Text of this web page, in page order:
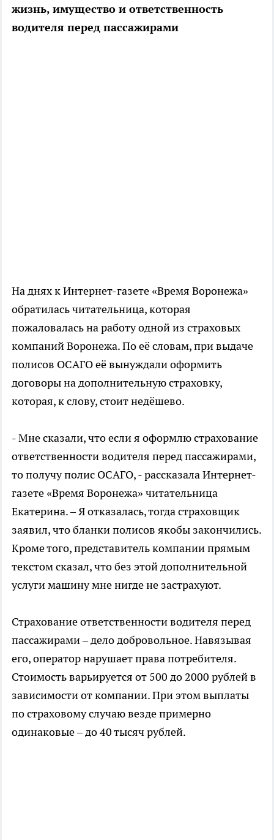
жизнь, имущество и ответственность
водителя перед пассажирами
На днях к Интернет-газете «Время Воронежа»
обратилась читательница, которая
пожаловалась на работу одной из страховых
компаний Воронежа. По её словам, при выдаче
полисов ОСАГО её вынуждали оформить
договоры на дополнительную страховку,
которая, к слову, стоит недёшево.
- Мне сказали, что если я оформлю страхование
ответственности водителя перед пассажирами,
то получу полис ОСАГО, - рассказала Интернет-
газете «Время Воронежа» читательница
Екатерина. – Я отказалась, тогда страховщик
заявил, что бланки полисов якобы закончились.
Кроме того, представитель компании прямым
текстом сказал, что без этой дополнительной
услуги машину мне нигде не застрахуют.
Страхование ответственности водителя перед
пассажирами – дело добровольное. Навязывая
его, оператор нарушает права потребителя.
Стоимость варьируется от 500 до 2000 рублей в
зависимости от компании. При этом выплаты
по страховому случаю везде примерно
одинаковые – до 40 тысяч рублей.